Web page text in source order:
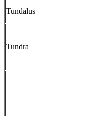
Tundalus
Tundra